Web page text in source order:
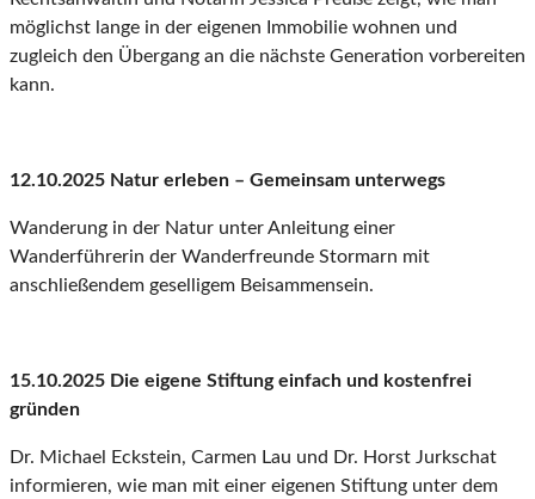
möglichst lange in der eigenen Immobilie wohnen und
zugleich den Übergang an die nächste Generation vorbereiten
kann.
12.10.2025 Natur erleben – Gemeinsam unterwegs
Wanderung in der Natur unter Anleitung einer
Wanderführerin der Wanderfreunde Stormarn mit
anschließendem geselligem Beisammensein.
15.10.2025 Die eigene Stiftung einfach und kostenfrei
gründen
Dr. Michael Eckstein, Carmen Lau und Dr. Horst Jurkschat
informieren, wie man mit einer eigenen Stiftung unter dem